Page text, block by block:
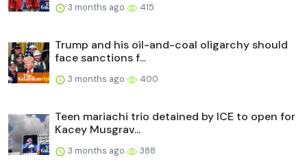
3 months ago 415
Trump and his oil-and-coal oligarchy should
face sanctions f...
3 months ago 400
Teen mariachi trio detained by ICE to open for
Kacey Musgrav...
3 months ago 388